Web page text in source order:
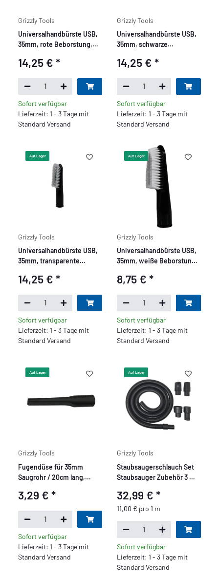
Grizzly Tools
Universalhandbürste USB,
35mm, rote Beborstung,
14,25 €*
Sofort verfügbar
Lieferzeit: 1 - 3 Tage mit
Standard Versand
Grizzly Tools
Universalhandbürste USB,
35mm, schwarze
Germany
14,25 € *
Sofort verfügbar
Lieferzeit: 1 - 3 Tage mit
Standard Versand
Auf Lager
Grizzly Tools
Universalhandbürste USB,
35mm, transparente
Germany
14,25 €*
Sofort verfügbar
Lieferzeit: 1 - 3 Tage mit
Standard Versand
Auf Lager
Grizzly Tools
Universalhandbürste USB,
35mm, weiße Beborstung,
8,75 € *
Sofort verfügbar
Lieferzeit: 1 - 3 Tage mit
Standard Versand
Auf Lager
Grizzly Tools
Fugendüse für 35mm
Saugrohr / 20cm lang,
3,29 €*
Sofort verfügbar
Lieferzeit: 1 - 3 Tage mit
Standard Versand
Auf Lager
Grizzly Tools
Staubsaugerschlauch Set
Staubsauger Zubehör 3 m
5.0 Nass Trocken Sauger
inkl. 4 Adaptern für 36 35
32,99 € *
11,00 € pro 1 m
Sofort verfügbar
Lieferzeit: 1 - 3 Tage mit
Standard Versand